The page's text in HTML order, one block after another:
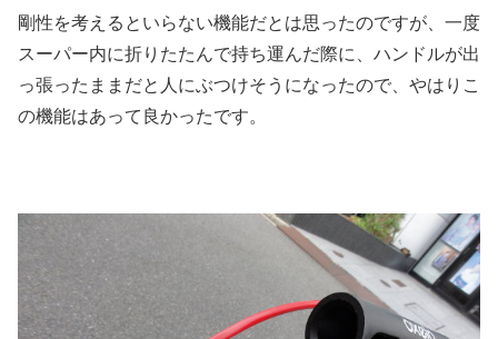
剛性を考えるといらない機能だとは思ったのですが、一度
スーパー内に折りたたんで持ち運んだ際に、ハンドルが出
っ張ったままだと人にぶつけそうになったので、やはりこ
の機能はあって良かったです。